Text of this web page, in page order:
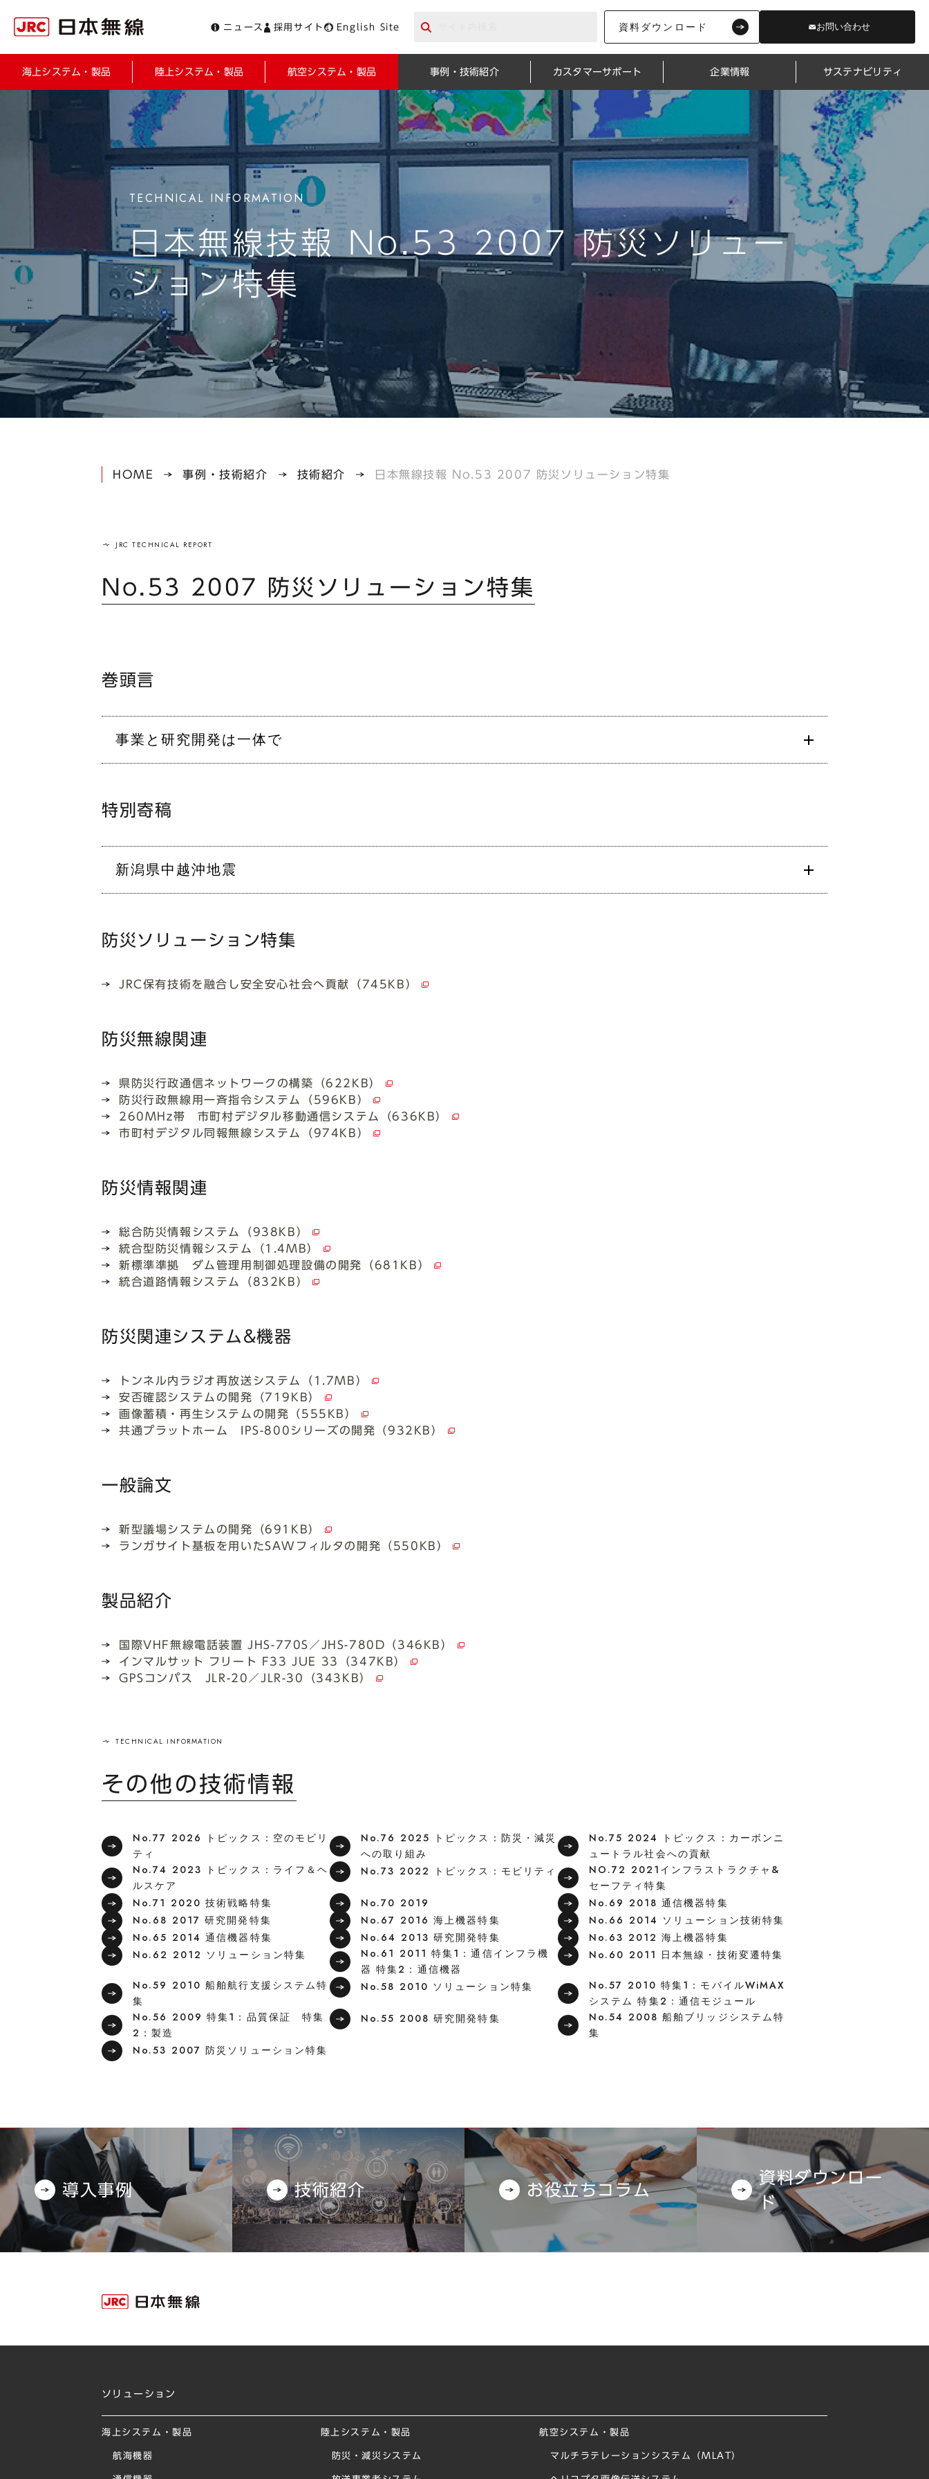
ニュース 採用サイト English Site 資料ダウンロード お問い合わせ
海上システム・製品 陸上システム・製品 航空システム・製品 事例・技術紹介 カスタマーサポート 企業情報 サステナビリティ
日本無線技報 No.53 2007 防災ソリュー
ション特集
HOME 事例・技術紹介 技術紹介 日本無線技報 No.53 2007 防災ソリューション特集
No.53 2007 防災ソリューション特集
巻頭言
事業と研究開発は一体で
特別寄稿
新潟県中越沖地震
防災ソリューション特集
JRC保有技術を融合し安全安心社会へ貢献（745KB）
防災無線関連
県防災行政通信ネットワークの構築（622KB）
防災行政無線用一斉指令システム（596KB）
260MHz帯 市町村デジタル移動通信システム（636KB）
市町村デジタル同報無線システム（974KB）
防災情報関連
総合防災情報システム（938KB）
統合型防災情報システム（1.4MB）
新標準準拠 ダム管理用制御処理設備の開発（681KB）
統合道路情報システム（832KB）
防災関連システム&機器
トンネル内ラジオ再放送システム（1.7MB）
安否確認システムの開発（719KB）
画像蓄積・再生システムの開発（555KB）
共通プラットホーム IPS-800シリーズの開発（932KB）
一般論文
新型議場システムの開発（691KB）
ランガサイト基板を用いたSAWフィルタの開発（550KB）
製品紹介
国際VHF無線電話装置 JHS-770S／JHS-780D（346KB）
インマルサット フリート F33 JUE 33（347KB）
GPSコンパス JLR-20／JLR-30（343KB）
その他の技術情報
No.77 2026 トピックス：空のモビリ
ティ
No.76 2025 トピックス：防災・減災
への取り組み
No.75 2024 トピックス：カーボンニ
ュートラル社会への貢献
No.74 2023 トピックス：ライフ＆ヘ
ルスケア
No.73 2022 トピックス：モビリティ
NO.72 2021インフラストラクチャ&
セーフティ特集
No.71 2020 技術戦略特集
No.70 2019
No.69 2018 通信機器特集
No.68 2017 研究開発特集
No.67 2016 海上機器特集
No.66 2014 ソリューション技術特集
No.65 2014 通信機器特集
No.64 2013 研究開発特集
No.63 2012 海上機器特集
No.62 2012 ソリューション特集
No.61 2011 特集1：通信インフラ機
器 特集2：通信機器
No.60 2011 日本無線・技術変遷特集
No.59 2010 船舶航行支援システム特
集
No.58 2010 ソリューション特集
No.57 2010 特集1：モバイルWiMAX
システム 特集2：通信モジュール
No.56 2009 特集1：品質保証 特集
2：製造
No.55 2008 研究開発特集
No.54 2008 船舶ブリッジシステム特
集
No.53 2007 防災ソリューション特集
導入事例 技術紹介 お役立ちコラム
資料ダウンロー
ド
ソリューション
海上システム・製品
航海機器
陸上システム・製品
防災・減災システム
航空システム・製品
マルチラテレーションシステム（MLAT）